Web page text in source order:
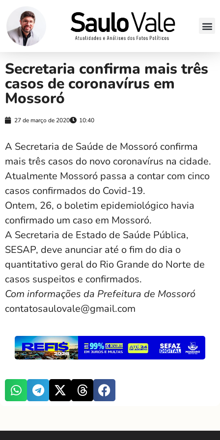
Secretaria confirma mais três
casos de coronavírus em
Mossoró
27 de março de 2020 10:40
A Secretaria de Saúde de Mossoró confirma
mais três casos do novo coronavírus na cidade.
Atualmente Mossoró passa a contar com cinco
casos confirmados do Covid-19.
Ontem, 26, o boletim epidemiológico havia
confirmado um caso em Mossoró.
A Secretaria de Estado de Saúde Pública,
SESAP, deve anunciar até o fim do dia o
quantitativo geral do Rio Grande do Norte de
casos suspeitos e confirmados.
Com informações da Prefeitura de Mossoró
contatosaulovale@gmail.com